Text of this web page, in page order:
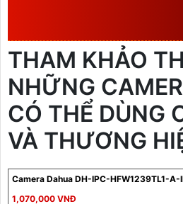
THAM KHẢO
NHỮNG
CÓ THỂ DÙNG
VÀ THƯƠNG
Camera Dahua DH-IPC-HFW1239TL1-A-
1,070,000 VNĐ